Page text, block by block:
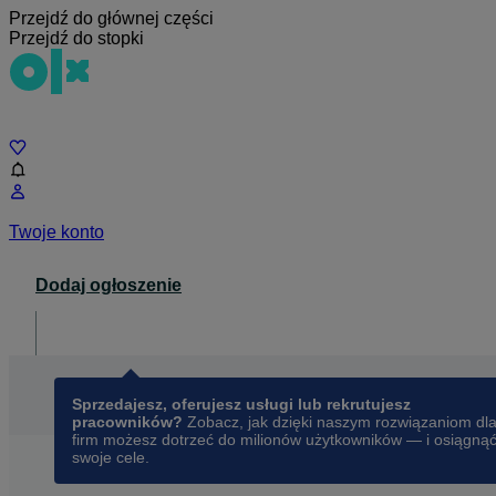
Przejdź do głównej części
Przejdź do stopki
Twoje konto
Dodaj ogłoszenie
Sprzedajesz, oferujesz usługi lub rekrutujesz
pracowników? Zobacz, jak dzięki naszym rozwiązaniom dla
firm możesz dotrzeć do milionów użytkowników — i osiągnąć
swoje cele.